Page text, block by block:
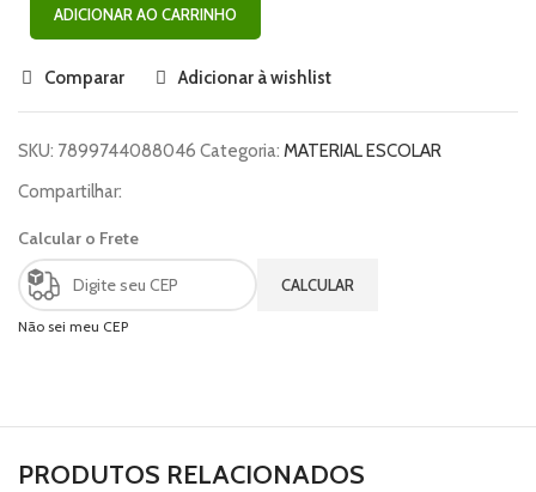
ADICIONAR AO CARRINHO
Comparar Adicionar à wishlist
SKU: 7899744088046 Categoria: MATERIAL ESCOLAR
Compartilhar:
Calcular o Frete
CALCULAR
Não sei meu CEP
PRODUTOS RELACIONADOS